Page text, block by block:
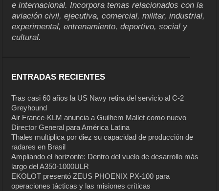
e internacional. Incorpora temas relacionados con la
aviación civil, ejecutiva, comercial, militar, industrial,
experimental, entrenamiento, deportivo, social y
cultural.
ENTRADAS RECIENTES
Tras casi 60 años la US Navy retira del servicio al C-2
Greyhound
Air France-KLM anuncia a Guilhem Mallet como nuevo
Director General para América Latina
Thales multiplica por diez su capacidad de producción de
radares en Brasil
Ampliando el horizonte: Dentro del vuelo de desarrollo más
largo del A350-1000ULR
EKOLOT presentó ZEUS PHOENIX PX-100 para
operaciones tácticas y las misiones críticas